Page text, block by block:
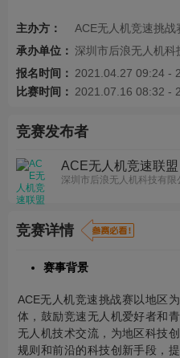
主办方：
ACE无人机竞速挑战
承办单位： 深圳市后浪无人机科
报名时间： 2021.04.27 09:24 -
比赛时间： 2021.07.16 08:32 -
竞赛发布者
ACE无人机竞速联盟
深圳市后浪无人机科技有限
竞赛详情
赛事背景
ACE无人机竞速挑战赛以地区
体，鼓励竞速无人机爱好者和
无人机技术交流，为地区科技
规则和前沿的科技创新手段，